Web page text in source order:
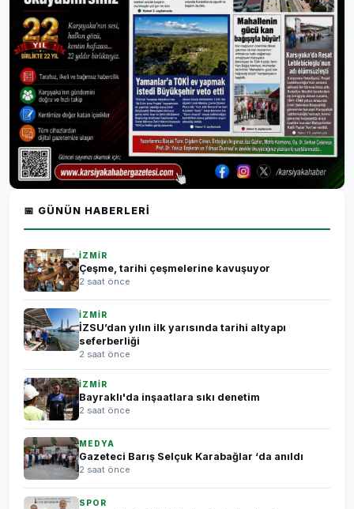
📅 GÜNÜN HABERLERI
İZMİR
Çeşme, tarihi çeşmelerine kavuşuyor
2 saat önce
İZMİR
İZSU’dan yılın ilk yarısında tarihi altyapı
seferberliği
2 saat önce
İZMİR
Bayraklı'da inşaatlara sıkı denetim
2 saat önce
MEDYA
Gazeteci Barış Selçuk Karabağlar ‘da anıldı
2 saat önce
SPOR